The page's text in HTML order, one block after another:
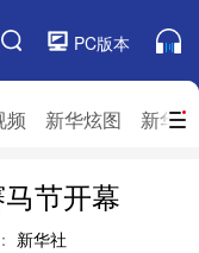
PC版本
频 新华炫图 新华
道
融视频
播
节开幕
新华社